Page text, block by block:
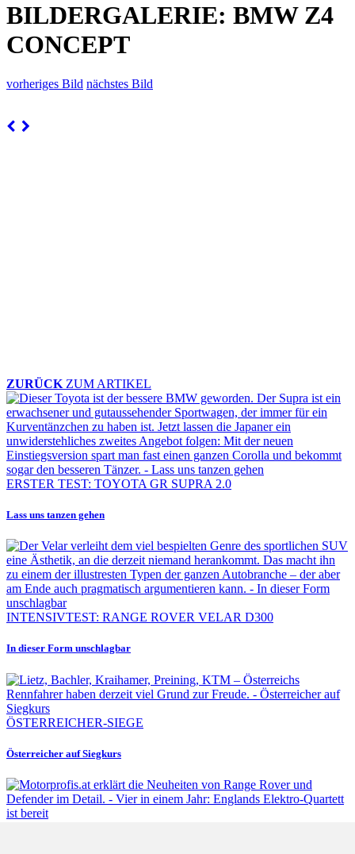
BILDERGALERIE: BMW Z4
CONCEPT
vorheriges Bild nächstes Bild
ZURÜCK ZUM ARTIKEL
ERSTER TEST: TOYOTA GR SUPRA 2.0
Lass uns tanzen gehen
INTENSIVTEST: RANGE ROVER VELAR D300
In dieser Form unschlagbar
ÖSTERREICHER-SIEGE
Österreicher auf Siegkurs